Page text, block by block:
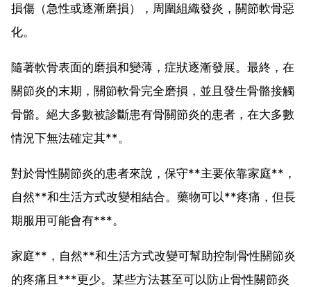
損傷（急性或逐漸磨損），周圍組織發炎，關節軟骨惡
化。
隨著軟骨表面的磨損和變薄，症狀逐漸發展。最終，在
關節炎的末期，關節軟骨完全磨損，並且發生骨骼接觸
骨骼。絕大多數被診斷患有骨關節炎的患者，在大多數
情況下無法確定其**。
對於骨性關節炎的患者來說，保守**主要依靠家庭**，
自然**和生活方式改變相結合。藥物可以**疼痛，但長
期服用可能會有***。
家庭**，自然**和生活方式改變可幫助控制骨性關節炎
的疼痛且***更少。某些方法甚至可以防止骨性關節炎